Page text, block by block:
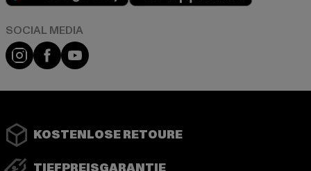
Instagram
FacebookYouTube
KOSTENLOSE RETOURE